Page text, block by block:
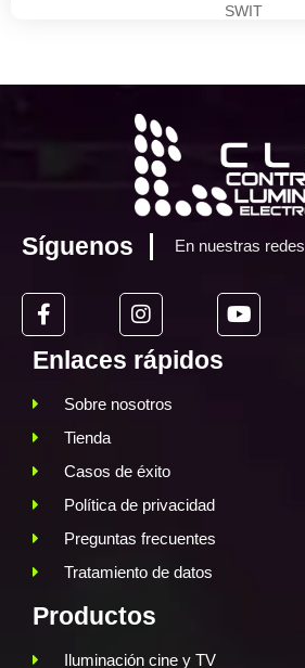
SWIT
Síguenos En nuestras redes
Enlaces rápidos
Sobre nosotros
Tienda
Casos de éxito
Política de privacidad
Preguntas frecuentes
Tratamiento de datos
Productos
Iluminación cine y TV